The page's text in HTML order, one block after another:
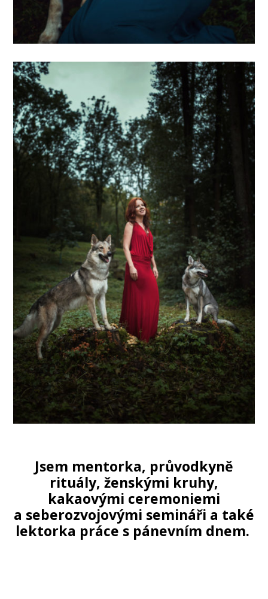
Jsem mentorka, průvodkyně
rituály, ženskými kruhy,
kakaovými ceremoniemi
a seberozvojovými semináři a také
lektorka práce s pánevním dnem.